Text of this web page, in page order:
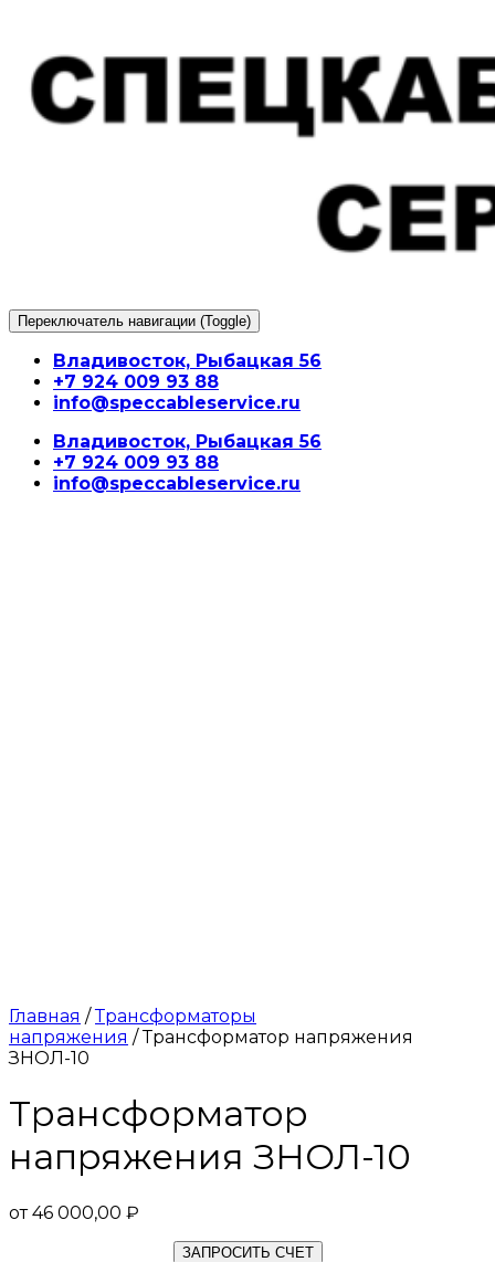
содержимому
Переключатель навигации (Toggle)
Владивосток, Рыбацкая 56
+7 924 009 93 88
info@speccableservice.ru
Владивосток, Рыбацкая 56
+7 924 009 93 88
info@speccableservice.ru
Главная /Трансформаторы
напряжения / Трансформатор напряжения
ЗНОЛ-10
Трансформатор
напряжения ЗНОЛ-10
от46 000,00 ₽
ЗАПРОСИТЬ СЧЕТ